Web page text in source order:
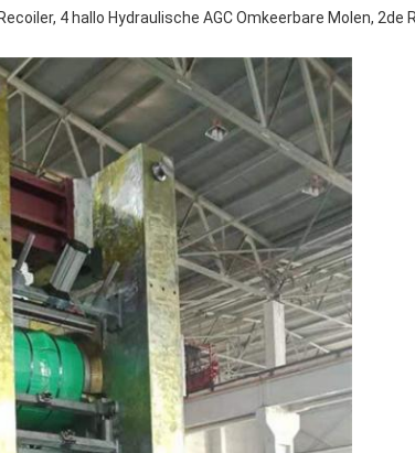
4 hallo Hydraulische AGC Omkeerbare Molen, 2de